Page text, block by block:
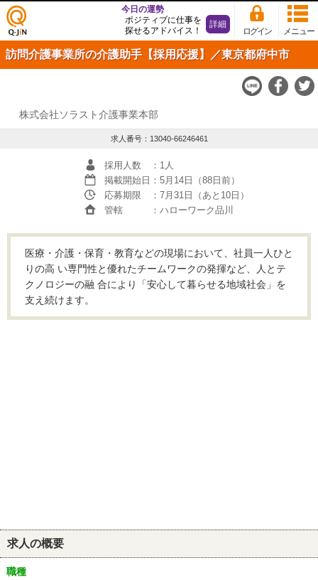
仕事
探し
の求
Q-JiN
メニュー
ログイン
今日の運勢
ポジティブに仕事を
探せるアドバイス！
詳細
訪問介護事業所の介護助手【採用応援】／東京都府中市
株式会社ソラスト介護事業本部
求人番号：13040-66246461
採用人数
：1人
掲載開始日 ：5月14日（88日前）
応募期限
：7月31日（あと10日）
管轄
：ハローワーク品川
医療・介護・保育・教育などの現場において、社員一人ひと
りの高 い専門性と優れたチームワークの発揮など、人とテ
クノロジーの融 合により「安心して暮らせる地域社会」を
支え続けます。
求人の概要
職種